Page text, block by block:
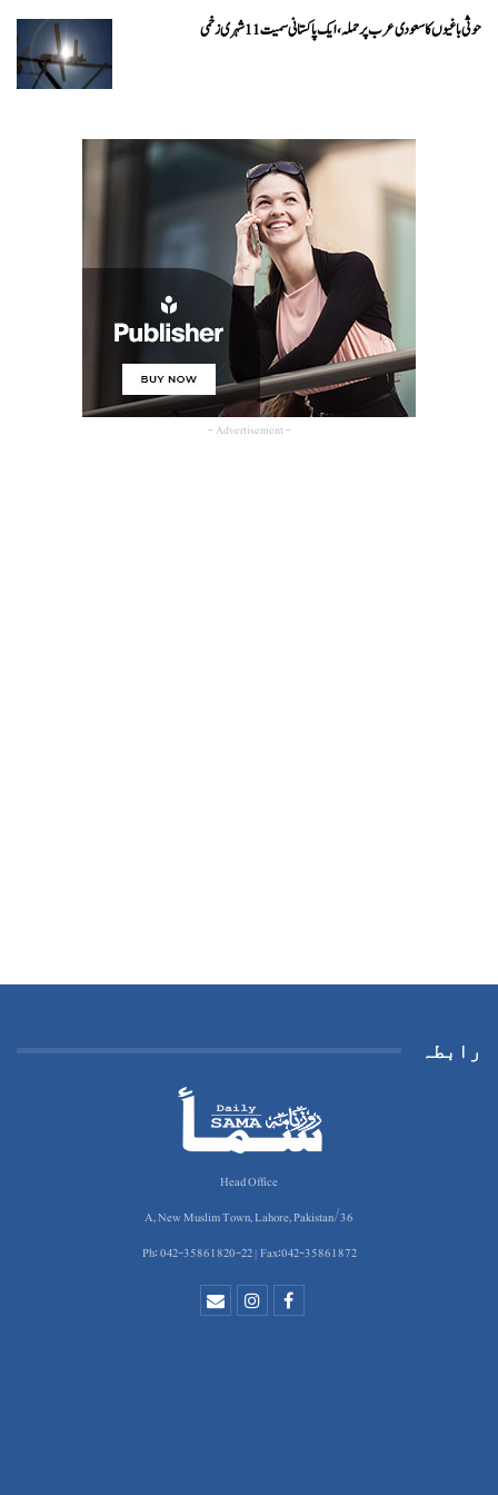
حوثی باغیوں کا سعودی عرب پر حملہ، ایک پاکستانی سمیت 11 شہری زخمی
- Advertisement -
رابطہ
Head Office
36/A, New Muslim Town, Lahore, Pakistan
Ph: 042-35861820-22 | Fax:042-35861872